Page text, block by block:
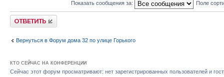
Показать сообщения за: Поле
Ответить
Вернуться в Форум дома 32 по улице Горького
КТО СЕЙЧАС НА КОНФЕРЕНЦИИ
Сейчас этот форум просматривают: нет зарегистрированных пользователей и